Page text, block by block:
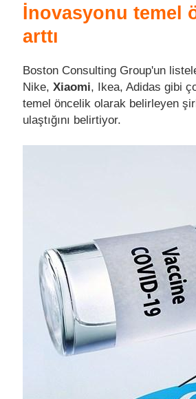
İnovasyonu temel
arttı
Boston Consulting Group'un
Nike, Xiaomi, Ikea, Adidas gibi
temel öncelik olarak belirleyen
ulaştığını belirtiyor.